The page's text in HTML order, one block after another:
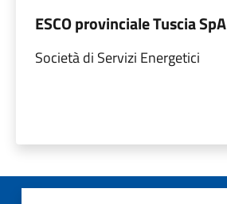
ESCO provinciale Tuscia SpA
Società di Servizi Energetici